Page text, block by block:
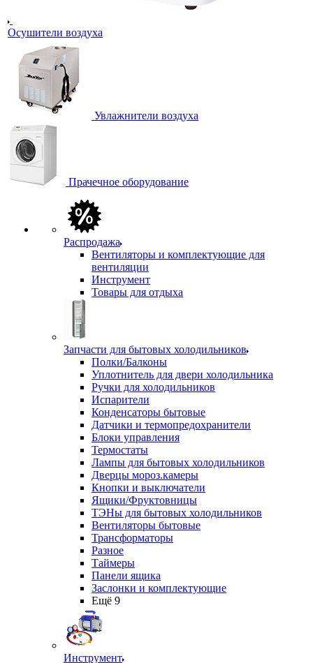
Осушители воздуха
Увлажнители воздуха
Прачечное оборудование
Распродажа
Вентиляторы и комплектующие для
вентиляции
Инструмент
Товары для отдыха
Запчасти для бытовых холодильников
Полки/Балконы
Уплотнитель для двери холодильника
Ручки для холодильников
Испарители
Конденсаторы бытовые
Датчики и термопредохранители
Блоки управления
Термостаты
Лампы для бытовых холодильников
Дверцы мороз.камеры
Кнопки и выключатели
Ящики/Фруктовницы
ТЭНы для бытовых холодильников
Вентиляторы бытовые
Трансформаторы
Разное
Таймеры
Панели ящика
Заслонки и комплектующие
Ещё 9
Инструмент